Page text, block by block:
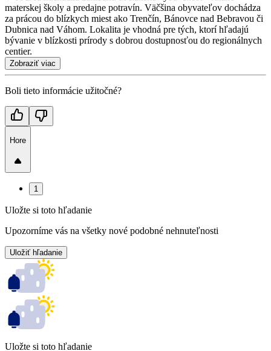
materskej školy a predajne potravín. Väčšina obyvateľov dochádza
za prácou do blízkych miest ako Trenčín, Bánovce nad Bebravou či
Dubnica nad Váhom. Lokalita je vhodná pre tých, ktorí hľadajú
bývanie v blízkosti prírody s dobrou dostupnosťou do regionálnych
centier.
Zobraziť viac
Boli tieto informácie užitočné?
Hore
1
Uložte si toto hľadanie
Upozorníme vás na všetky nové podobné nehnuteľnosti
Uložiť hľadanie
Uložte si toto hľadanie